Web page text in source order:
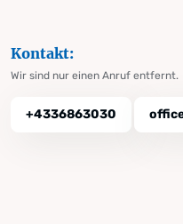
Kontakt:
Wir sind nur einen Anruf entfernt.
+4336863030